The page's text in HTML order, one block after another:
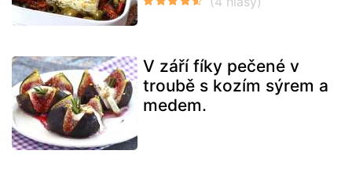
V září fíky pečené v
troubě s kozím sýrem a
medem.